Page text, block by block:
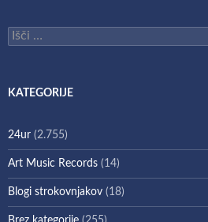
Išči:
KATEGORIJE
24ur (2.755)
Art Music Records (14)
Blogi strokovnjakov (18)